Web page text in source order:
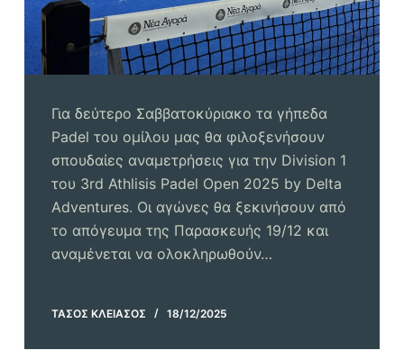
Για δεύτερο Σαββατοκύριακο τα γήπεδα
Padel του ομίλου μας θα φιλοξενήσουν
σπουδαίες αναμετρήσεις για την Division 1
του 3rd Athlisis Padel Open 2025 by Delta
Adventures. Οι αγώνες θα ξεκινήσουν από
το απόγευμα της Παρασκευής 19/12 και
αναμένεται να ολοκληρωθούν…
ΤΆΣΟΣ ΚΛΕΙΆΣΟΣ 18/12/2025